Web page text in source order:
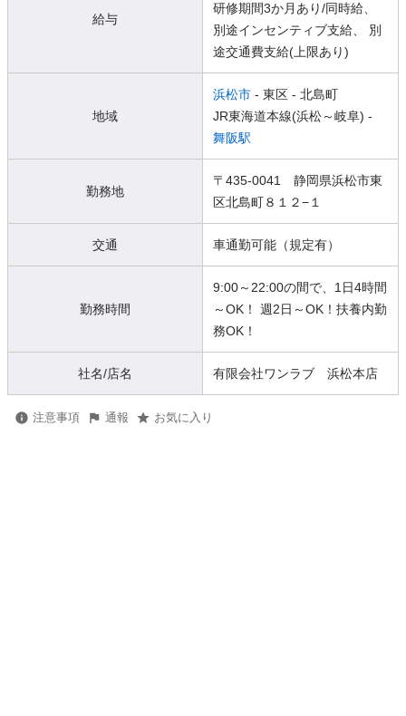
給与
研修期間3か月あり/同時給、
別途インセンティブ支給、 別
途交通費支給(上限あり)
地域
浜松市 - 東区 - 北島町
JR東海道本線(浜松～岐阜) -
舞阪駅
勤務地
〒435-0041 静岡県浜松市東
区北島町８１２−１
交通 車通勤可能（規定有）
勤務時間
9:00～22:00の間で、1日4時間
～OK！ 週2日～OK！扶養内勤
務OK！
社名/店名 有限会社ワンラブ 浜松本店
注意事項 通報 お気に入り